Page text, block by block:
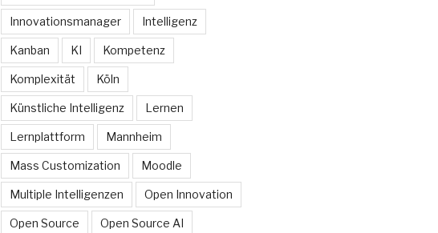
Innovationsmanager Intelligenz
Kanban KI Kompetenz
Komplexität Köln
Künstliche Intelligenz Lernen
Lernplattform Mannheim
Mass Customization Moodle
Multiple Intelligenzen Open Innovation
Open Source Open Source AI